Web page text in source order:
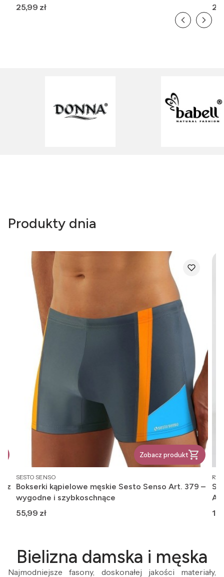
Cena
25,99 zł
Produkty dnia
z
Zobacz produkt
PRODUCENT
SESTO SENSO
Bokserki kąpielowe męskie Sesto Senso Art. 379 –
wygodne i szybkoschnące
Cena
55,99 zł
Bielizna damska i męska
Najmodniejsze fasony, doskonałej jakości materiały,